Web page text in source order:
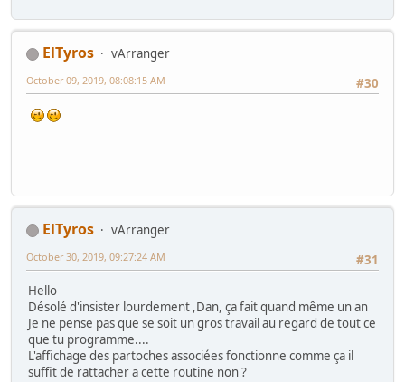
ElTyros
vArranger
#30
October 09, 2019, 08:08:15 AM
ElTyros
vArranger
#31
October 30, 2019, 09:27:24 AM
Hello
Désolé d'insister lourdement ,Dan, ça fait quand même un an
Je ne pense pas que se soit un gros travail au regard de tout ce
que tu programme....
L'affichage des partoches associées fonctionne comme ça il
suffit de rattacher a cette routine non ?